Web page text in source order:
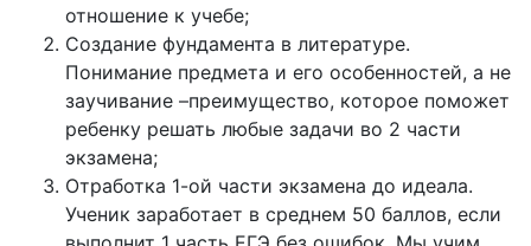
отношение к учебе;
Создание фундамента в литературе.
Понимание предмета и его особенностей, а не
заучивание –преимущество, которое поможет
ребенку решать любые задачи во 2 части
экзамена;
Отработка 1-ой части экзамена до идеала.
Ученик заработает в среднем 50 баллов, если